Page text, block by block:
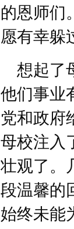
的恩师们
愿有幸躲
想起了
他们事业
党和政府
母校注入
壮观了。
段温馨的
始终未能